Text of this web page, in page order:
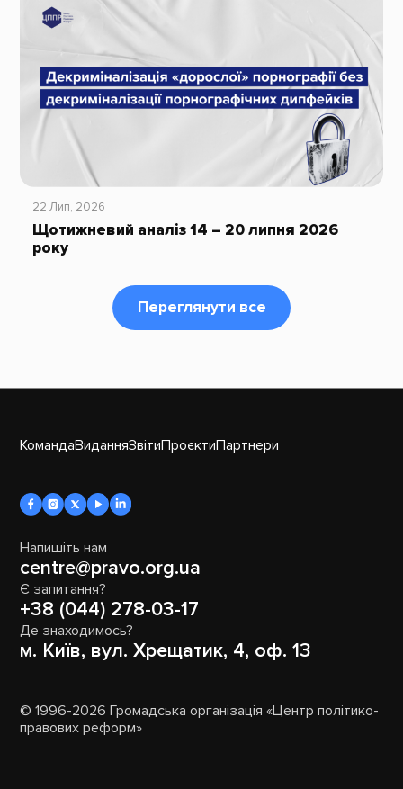
22 Лип, 2026
Щотижневий аналіз 14 – 20 липня 2026
року
Переглянути все
КомандаВиданняЗвітиПроєктиПартнери
Напишіть нам
centre@pravo.org.ua
Є запитання?
+38 (044) 278-03-17
Де знаходимось?
м. Київ, вул. Хрещатик, 4, оф. 13
© 1996-2026 Громадська організація «Центр політико-
правових реформ»